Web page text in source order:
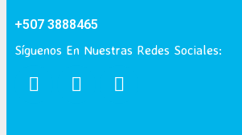
+507 3888465
Síguenos En Nuestras Redes Sociales: